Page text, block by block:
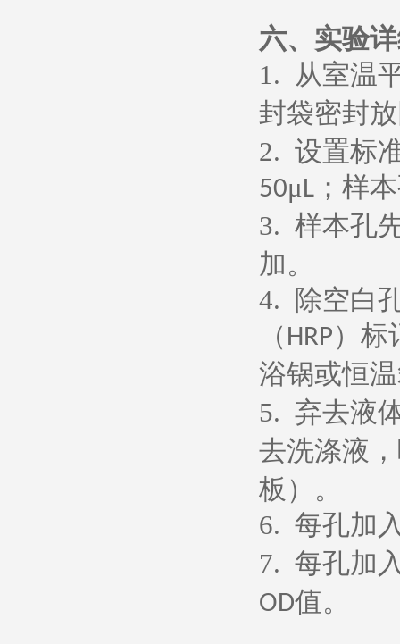
六、 实验
1. 从室温
封袋密封
2. 设置标
50μL ；样
3. 样本孔
加。
4. 除空白
（ HRP）标
浴锅或恒
5. 弃去液
去洗涤液
板）。
6. 每孔加
7. 每孔加
OD值。